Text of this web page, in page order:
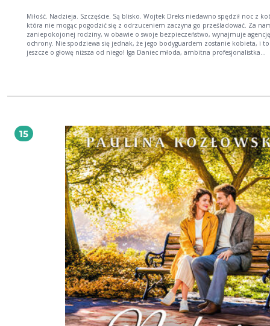
Miłość. Nadzieja. Szczęście. Są blisko. Wojtek Dreks niedawno spędził noc z kobietą,
która nie mogąc pogodzić się z odrzuceniem zaczyna go prześladować. Za namową
zaniepokojonej rodziny, w obawie o swoje bezpieczeństwo, wynajmuje agencję
ochrony. Nie spodziewa się jednak, że jego bodyguardem zostanie kobieta, i to
jeszcze o głowę niższa od niego! Iga Daniec młoda, ambitna profesjonalistka
15